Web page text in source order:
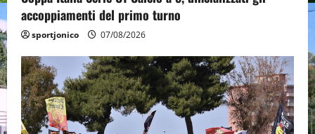
accoppiamenti del primo turno
sportjonico 07/08/2026